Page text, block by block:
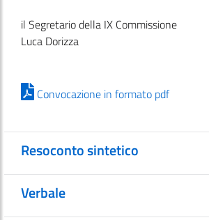
il Segretario della IX Commissione
Luca Dorizza
Convocazione in formato pdf
Resoconto sintetico
Verbale